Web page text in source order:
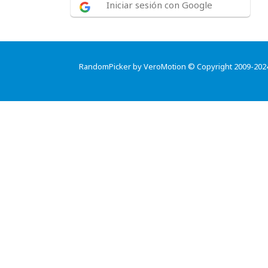
Iniciar sesión con Google
RandomPicker by VeroMotion © Copyright 2009-